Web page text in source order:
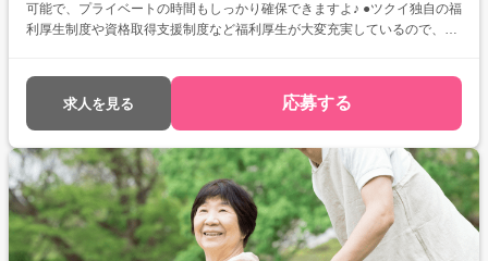
可能で、プライベートの時間もしっかり確保できますよ♪ ●ツクイ独自の福
利厚生制度や資格取得支援制度など福利厚生が大変充実しているので、長
求人を見る 応募する